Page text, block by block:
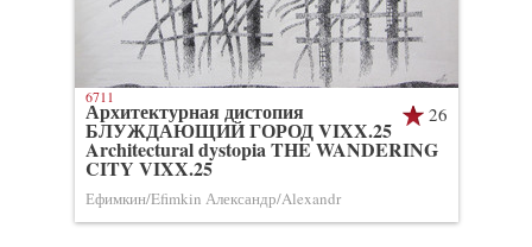
26
Архитектурная дистопия
БЛУЖДАЮЩИЙ ГОРОД VIXX.25
Architectural dystopia THE WANDERING
CITY VIXX.25
Ефимкин/Efimkin Александр/Alexandr
6711